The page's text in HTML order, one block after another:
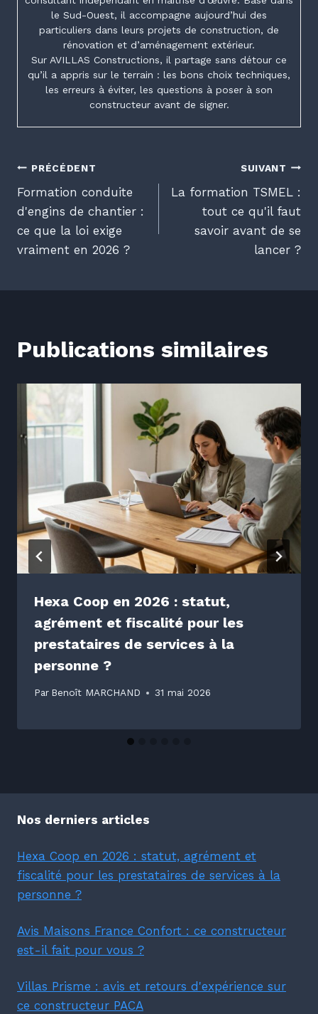
le Sud-Ouest, il accompagne aujourd’hui des
particuliers dans leurs projets de construction, de
rénovation et d’aménagement extérieur.
Sur AVILLAS Constructions, il partage sans détour ce
qu’il a appris sur le terrain : les bons choix techniques,
les erreurs à éviter, les questions à poser à son
constructeur avant de signer.
Navigation
de
l’article
PRÉCÉDENT
Formation conduite
d'engins de chantier :
ce que la loi exige
vraiment en 2026 ?
SUIVANT
La formation TSMEL :
tout ce qu'il faut
savoir avant de se
lancer ?
Publications similaires
Hexa Coop en 2026 : statut,
agrément et fiscalité pour les
prestataires de services à la
personne ?
Par Benoît MARCHAND 31 mai 2026
Nos derniers articles
Hexa Coop en 2026 : statut, agrément et
fiscalité pour les prestataires de services à la
personne ?
Avis Maisons France Confort : ce constructeur
est-il fait pour vous ?
Villas Prisme : avis et retours d'expérience sur
ce constructeur PACA